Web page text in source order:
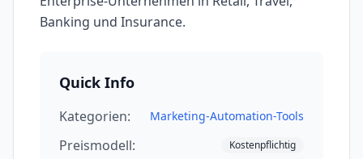
Banking und Insurance.
Quick Info
Kategorien: Marketing-Automation-Tools
Preismodell: Kostenpflichtig